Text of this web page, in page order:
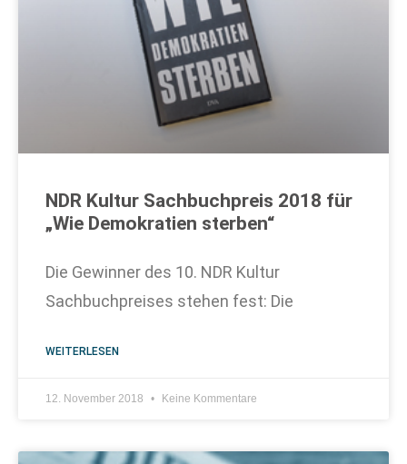
NDR Kultur Sachbuchpreis 2018 für
„Wie Demokratien sterben“
Die Gewinner des 10. NDR Kultur
Sachbuchpreises stehen fest: Die
WEITERLESEN
12. November 2018 Keine Kommentare